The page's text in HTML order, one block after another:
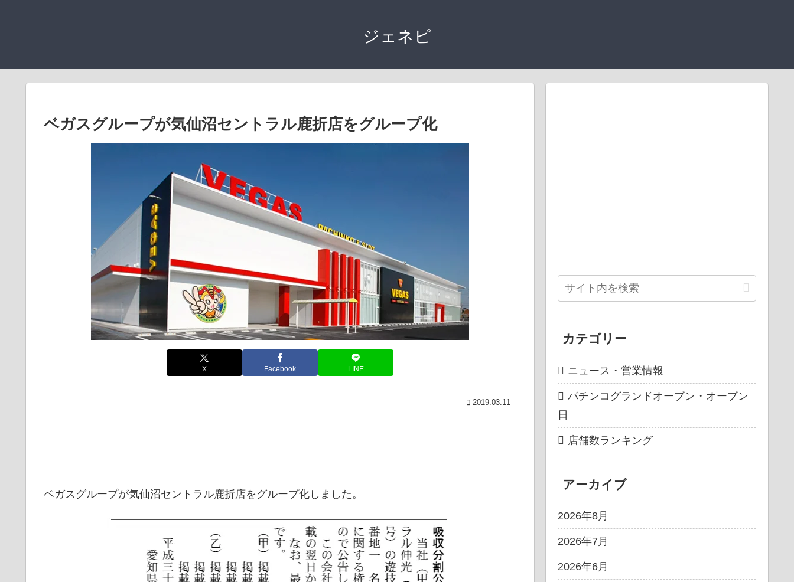
ジェネピ
ベガスグループが気仙沼セントラル鹿折店をグループ化
X Facebook LINE
2019.03.11
ベガスグループが気仙沼セントラル鹿折店をグループ化しました。
カテゴリー
ニュース・営業情報
パチンコグランドオープン・オープン
日
店舗数ランキング
アーカイブ
2026年8月
2026年7月
2026年6月